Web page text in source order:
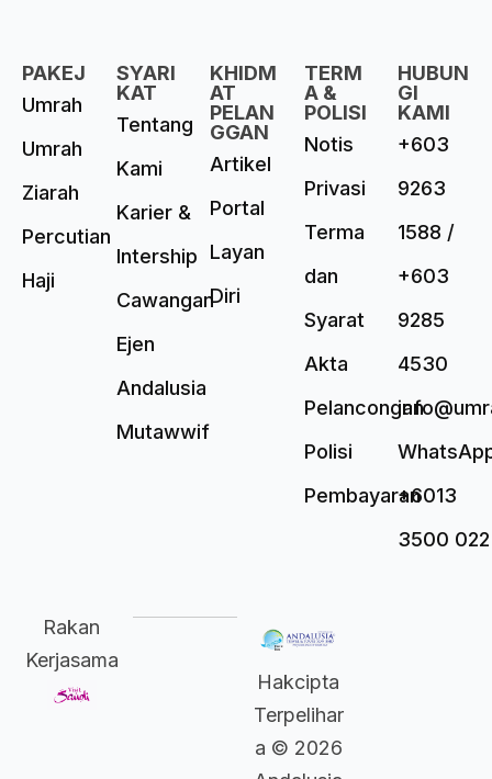
PAKEJ
Umrah
Umrah
Ziarah
Percutian
Haji
SYARI
KAT
Tentang
Kami
Karier &
Intership
Cawangan
Ejen
Andalusia
Mutawwif
KHIDM
AT
PELAN
GGAN
Artikel
Portal
Layan
Diri
TERM
A &
POLISI
Notis
Privasi
Terma
dan
Syarat
Akta
Pelancongan
Polisi
Pembayaran
HUBUN
GI
KAMI
+603
9263
1588 /
+603
9285
4530
+6013
3500 022
Rakan
Kerjasama
Hakcipta
Terpelihar
a © 2026